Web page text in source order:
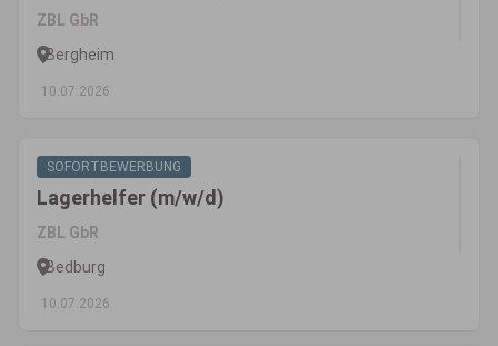
ZBL GbR
Bergheim
10.07.2026
SOFORTBEWERBUNG
Lagerhelfer (m/w/d)
ZBL GbR
Bedburg
10.07.2026